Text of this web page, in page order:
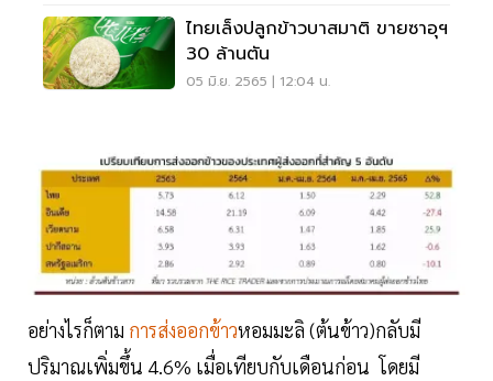
ไทยเล็งปลูกข้าวบาสมาติ ขายซาอุฯ
30 ล้านตัน
05 มิ.ย. 2565 | 12:04 น.
อย่างไรก็ตาม การส่งออกข้าวหอมมะลิ (ต้นข้าว)กลับมี
ปริมาณเพิ่มขึ้น 4.6% เมื่อเทียบกับเดือนก่อน โดยมี